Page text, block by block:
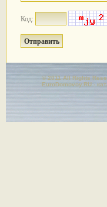
Код:
© 2011 All Rights
EuroDomovoy.RU -